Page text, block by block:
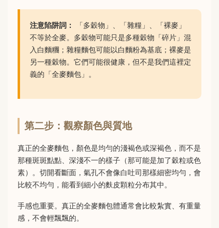
注意陷阱詞：
「多穀物」、「雜糧」、「裸麥」
不等於全麥。多穀物可能只是多種穀物「碎片」混
入白麵糰；雜糧麵包可能以白麵粉為基底；裸麥是
另一種穀物。它們可能很健康，但不是我們這裡定
義的「全麥麵包」。
第二步：觀察顏色與質地
真正的全麥麵包，顏色是均勻的淺褐色或深褐色，而不是
那種斑斑點點、深淺不一的樣子（那可能是加了穀粒或色
素）。切開看斷面，氣孔不會像白吐司那樣細密均勻，會
比較不均勻，能看到細小的麩皮顆粒分布其中。
手感也重要。真正的全麥麵包體通常會比較紮實、有重量
感，不會輕飄飄的。